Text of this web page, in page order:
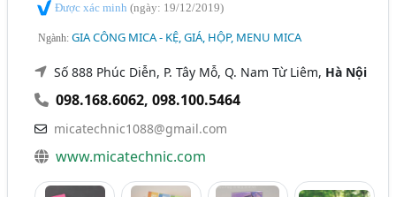
Được xác minh(ngày: 19/12/2019)
Ngành:GIA CÔNG MICA - KỆ, GIÁ, HỘP, MENU MICA
Số 888 Phúc Diễn, P. Tây Mỗ, Q. Nam Từ Liêm, Hà Nội
098.168.6062,098.100.5464
micatechnic1088@gmail.com
www.micatechnic.com